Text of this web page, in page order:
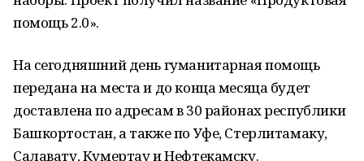
помощь 2.0».
На сегодняшний день гуманитарная помощь
передана на места и до конца месяца будет
доставлена по адресам в 30 районах республики
Башкортостан, а также по Уфе, Стерлитамаку,
Салавату, Кумертау и Нефтекамску.